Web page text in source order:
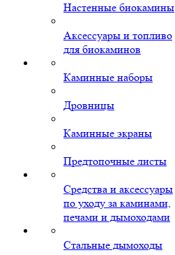
Настенные биокамины
Аксессуары и топливо
для биокаминов
Каминные наборы
Дровницы
Каминные экраны
Предтопочные листы
Средства и аксессуары
по уходу за каминами,
печами и дымоходами
Стальные дымоходы